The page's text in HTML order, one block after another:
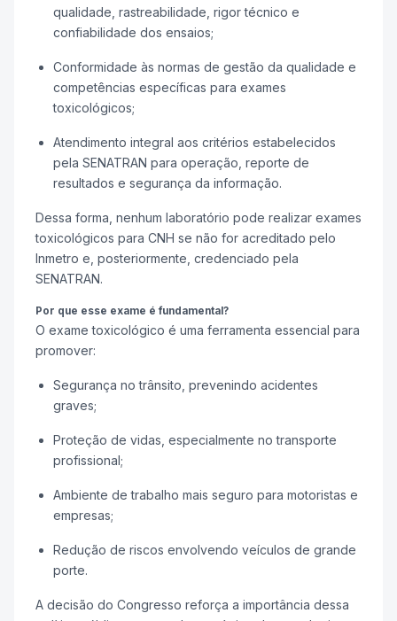
qualidade, rastreabilidade, rigor técnico e
confiabilidade dos ensaios;
Conformidade às normas de gestão da qualidade e
competências específicas para exames
toxicológicos;
Atendimento integral aos critérios estabelecidos
pela SENATRAN para operação, reporte de
resultados e segurança da informação.
Dessa forma, nenhum laboratório pode realizar exames
toxicológicos para CNH se não for acreditado pelo
Inmetro e, posteriormente, credenciado pela
SENATRAN.
Por que esse exame é fundamental?
O exame toxicológico é uma ferramenta essencial para
promover:
Segurança no trânsito, prevenindo acidentes
graves;
Proteção de vidas, especialmente no transporte
profissional;
Ambiente de trabalho mais seguro para motoristas e
empresas;
Redução de riscos envolvendo veículos de grande
porte.
A decisão do Congresso reforça a importância dessa